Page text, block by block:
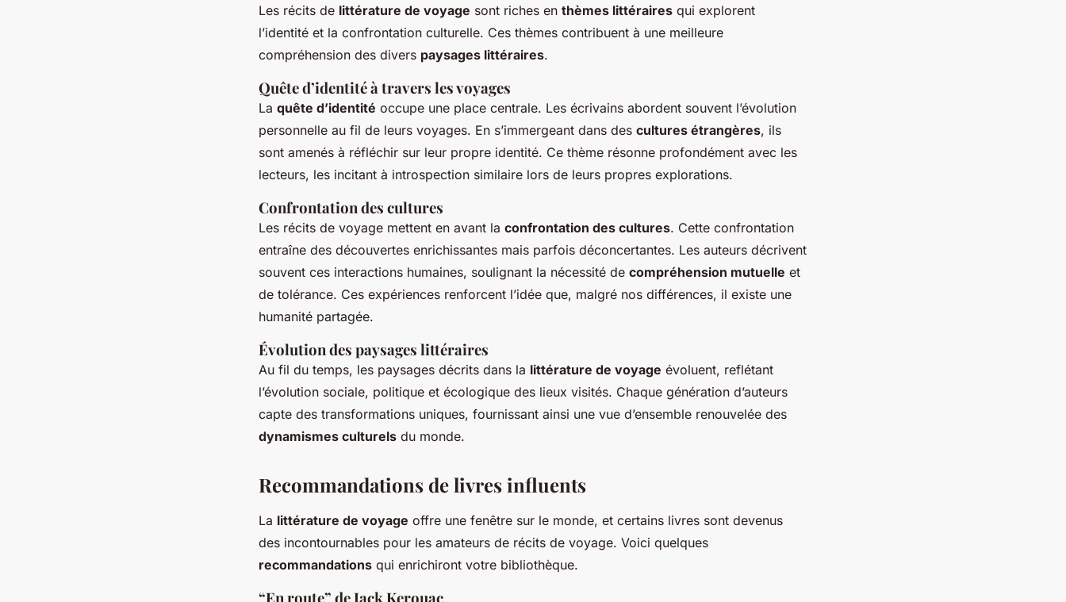
Les récits de littérature de voyage sont riches en thèmes littéraires qui explorent
l’identité et la confrontation culturelle. Ces thèmes contribuent à une meilleure
compréhension des divers paysages littéraires.
Quête d’identité à travers les voyages
La quête d’identité occupe une place centrale. Les écrivains abordent souvent l’évolution
personnelle au fil de leurs voyages. En s’immergeant dans des cultures étrangères, ils
sont amenés à réfléchir sur leur propre identité. Ce thème résonne profondément avec les
lecteurs, les incitant à introspection similaire lors de leurs propres explorations.
Confrontation des cultures
Les récits de voyage mettent en avant la confrontation des cultures. Cette confrontation
entraîne des découvertes enrichissantes mais parfois déconcertantes. Les auteurs décrivent
souvent ces interactions humaines, soulignant la nécessité de compréhension mutuelle et
de tolérance. Ces expériences renforcent l’idée que, malgré nos différences, il existe une
humanité partagée.
Évolution des paysages littéraires
Au fil du temps, les paysages décrits dans la littérature de voyage évoluent, reflétant
l’évolution sociale, politique et écologique des lieux visités. Chaque génération d’auteurs
capte des transformations uniques, fournissant ainsi une vue d’ensemble renouvelée des
dynamismes culturels du monde.
Recommandations de livres influents
La littérature de voyage offre une fenêtre sur le monde, et certains livres sont devenus
des incontournables pour les amateurs de récits de voyage. Voici quelques
recommandations qui enrichiront votre bibliothèque.
“En route” de Jack Kerouac